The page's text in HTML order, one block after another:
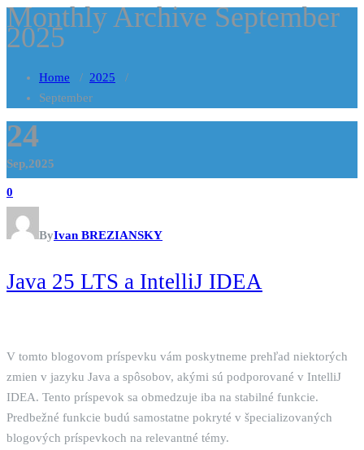
Monthly Archive September
2025
Home / 2025 /
September
24
Sep,2025
0
ByIvan BREZIANSKY
Java 25 LTS a IntelliJ IDEA
V tomto blogovom príspevku vám poskytneme prehľad niektorých
zmien v jazyku Java a spôsobov, akými sú podporované v IntelliJ
IDEA. Tento príspevok sa obmedzuje iba na stabilné funkcie.
Predbežné funkcie budú samostatne pokryté v špecializovaných
blogových príspevkoch na relevantné témy.